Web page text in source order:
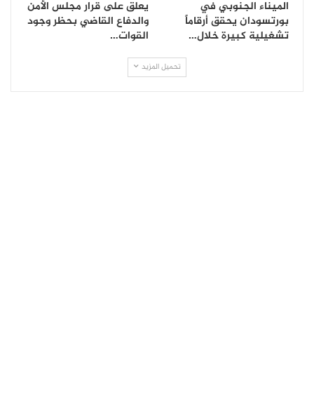
الميناء الجنوبي في
بورتسودان يحقق أرقاماً
تشغيلية كبيرة خلال…
يعلق على قرار مجلس الأمن
والدفاع القاضي بحظر وجود
القوات…
تحميل المزيد